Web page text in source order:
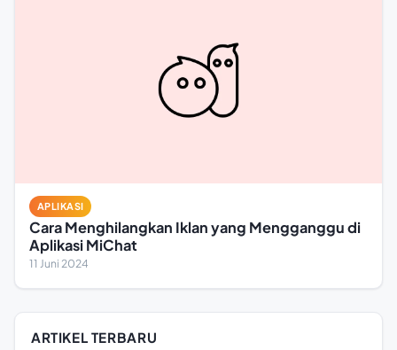
APLIKASI
Cara Menghilangkan Iklan yang Mengganggu di
Aplikasi MiChat
11 Juni 2024
ARTIKEL TERBARU